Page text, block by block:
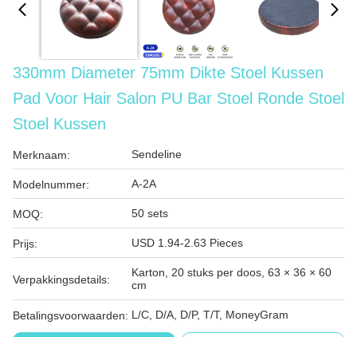
330mm Diameter 75mm Dikte Stoel Kussen
Pad Voor Hair Salon PU Bar Stoel Ronde Stoel
Stoel Kussen
Merknaam: Sendeline
Modelnummer: A-2A
MOQ: 50 sets
Prijs: USD 1.94-2.63 Pieces
Verpakkingsdetails:
Karton, 20 stuks per doos, 63 × 36 × 60
cm
Betalingsvoorwaarden: L/C, D/A, D/P, T/T, MoneyGram